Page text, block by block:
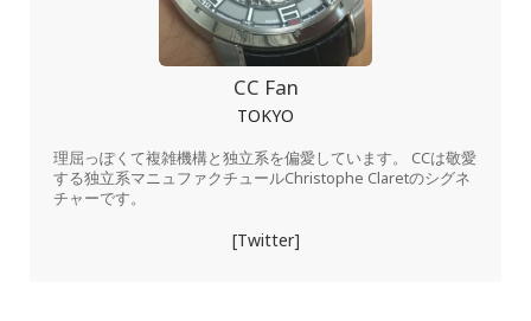
CC Fan
TOKYO
理屈っぽくて複雑機構と独立系を偏愛しています。 CCは敬愛
する独立系マニュファクチュールChristophe Claretのシグネ
チャーです。
[Twitter]